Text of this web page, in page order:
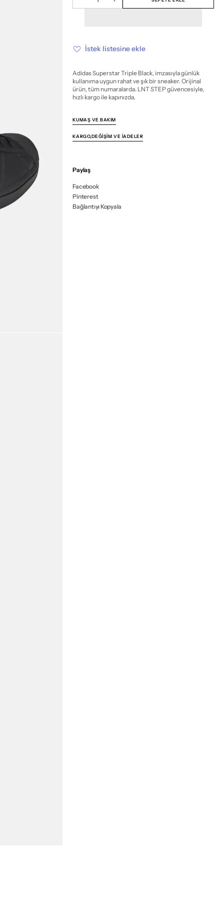
Adidas
Superstar
azalt
Adidas
Superstar
artır
İstek listesine ekle
Adidas Superstar Triple Black, imzasıyla günlük
kullanıma uygun rahat ve şık bir sneaker. Orijinal
ürün, tüm numaralarda. LNT STEP güvencesiyle,
hızlı kargo ile kapınızda.
KUMAŞ VE BAKIM
KARGO,DEĞIŞIM VE İADELER
Paylaş
Facebook
Pinterest
Bağlantıyı Kopyala